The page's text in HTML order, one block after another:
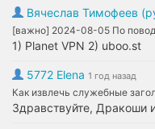
Вячеслав Тимофеев
[важно] 2024-08-05 По
1) Planet VPN 2) uboo.st
5772 Elena 1 год назад
Как извлечь служебные
Здравствуйте, Дракоши